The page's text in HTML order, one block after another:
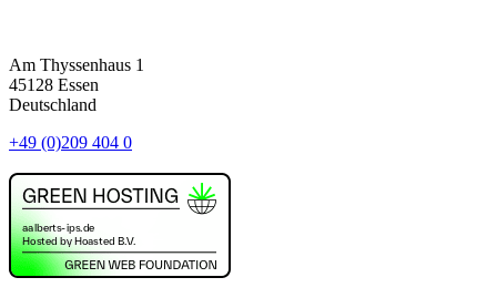
Am Thyssenhaus 1
45128 Essen
Deutschland
+49 (0)209 404 0